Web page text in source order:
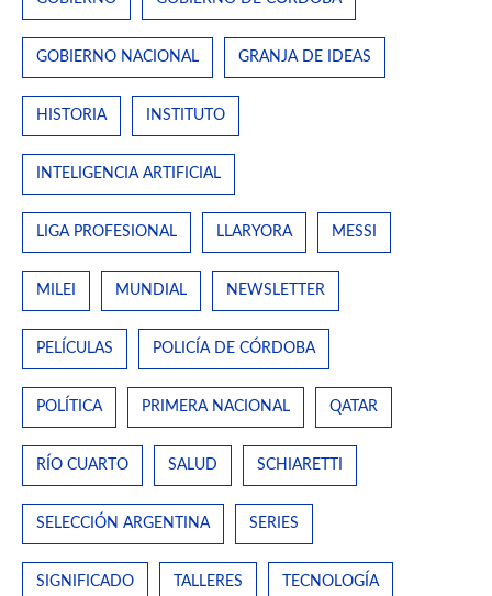
GOBIERNO NACIONAL GRANJA DE IDEAS
HISTORIA INSTITUTO
INTELIGENCIA ARTIFICIAL
LIGA PROFESIONAL LLARYORA MESSI
MILEI MUNDIAL NEWSLETTER
PELÍCULAS POLICÍA DE CÓRDOBA
POLÍTICA PRIMERA NACIONAL QATAR
RÍO CUARTO SALUD SCHIARETTI
SELECCIÓN ARGENTINA SERIES
SIGNIFICADO TALLERES TECNOLOGÍA